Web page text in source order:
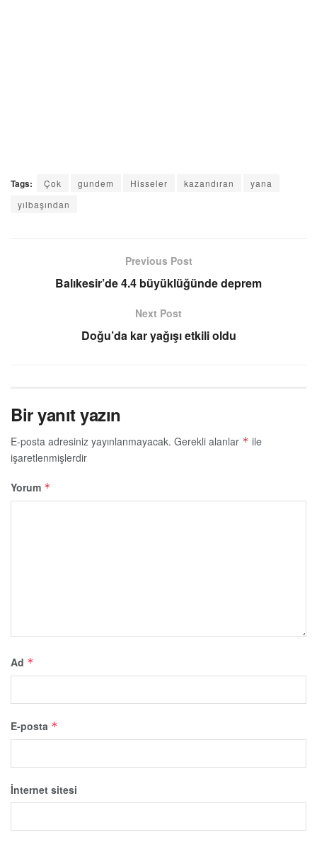
Tags: Çok gundem Hisseler kazandıran
yana
yılbaşından
Previous Post
Balıkesir’de 4.4 büyüklüğünde deprem
Next Post
Doğu’da kar yağışı etkili oldu
Bir yanıt yazın
E-posta adresiniz yayınlanmayacak. Gerekli alanlar * ile
işaretlenmişlerdir
Yorum *
Ad *
E-posta *
İnternet sitesi